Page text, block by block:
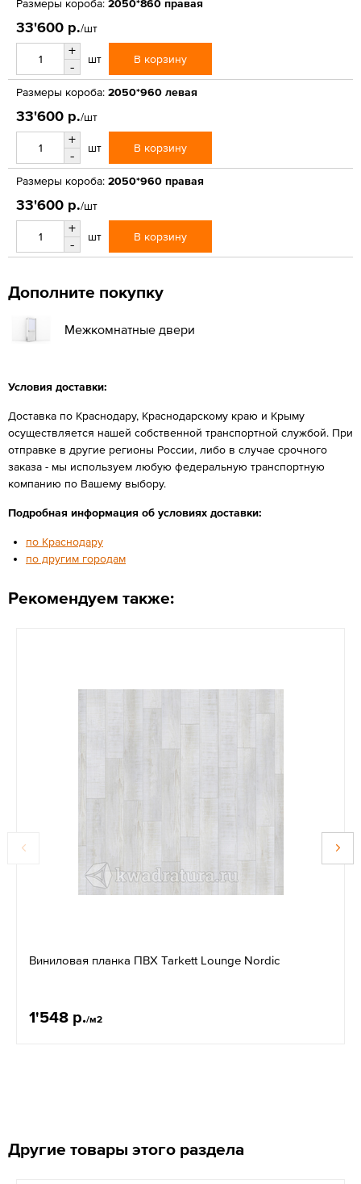
Размеры короба: 2050*860 правая
33'600 р./шт
+
-
шт В корзину
Размеры короба: 2050*960 левая
33'600 р./шт
+
-
шт В корзину
Размеры короба: 2050*960 правая
33'600 р./шт
+
-
шт В корзину
Дополните покупку
Межкомнатные двери
Условия доставки:
Доставка по Краснодару, Краснодарскому краю и Крыму
осуществляется нашей собственной транспортной службой. При
отправке в другие регионы России, либо в случае срочного
заказа - мы используем любую федеральную транспортную
компанию по Вашему выбору.
Подробная информация об условиях доставки:
по Краснодару
по другим городам
Рекомендуем также:
Виниловая планка ПВХ Tarkett Lounge Nordic
1'548 р./м2
Другие товары этого раздела